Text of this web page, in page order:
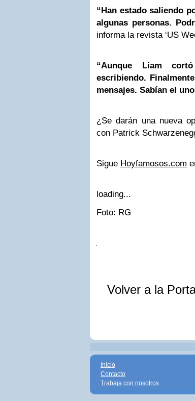
“Han estado saliendo
algunas personas.
informa la revista ‘US
“Aunque Liam
escribiendo.
mensajes. Sabían el
¿Se darán una nueva
con Patrick
Sigue Hoyfamosos.com
loading...
Foto: RG
Volver a la
Inicio
Contacto
Trabaja con nosotros